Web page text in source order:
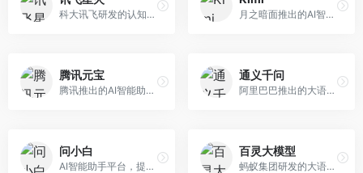
科大讯飞研发的认知智能大模型，深度融合语音识别和自然语言处理技术。面向企业用户和教育领域，提供语音交互、文档处理、代码生成等服务，中文语音识别准确率高。 月之暗面推出的AI智能助手，核心优势在于超长文本处理能力，支持20万字以上文档分析。面向学术研究者、职场人士和内容创作者，提供文档解读、PPT生成、联网搜索等综合服务。
腾讯元宝
腾讯推出的AI智能助手，整合微信生态和腾讯云服务。面向普通用户和企业客户，支持文档解析、图像理解、联网搜索等功能，与腾讯产品无缝衔接，办公协作便捷。
通义千问
阿里巴巴推出的大语言模型平台，提供对话问答、文档处理、图像理解、代码编写等全方位AI服务。面向企业用户和个人开发者，集成阿里云生态，支持多模态交互，企业级安全保障。
问小白
AI智能助手平台，提供知识问答、文本创作、文档处理等服务。面向普通用户和职场人士，操作简便，响应速度快，支持多场景应用。
百灵大模型
蚂蚁集团研发的大语言模型平台，专注于金融科技和企业服务。面向金融机构和企业客户，提供智能客服、风险分析、文档处理等服务，金融场景理解深入。